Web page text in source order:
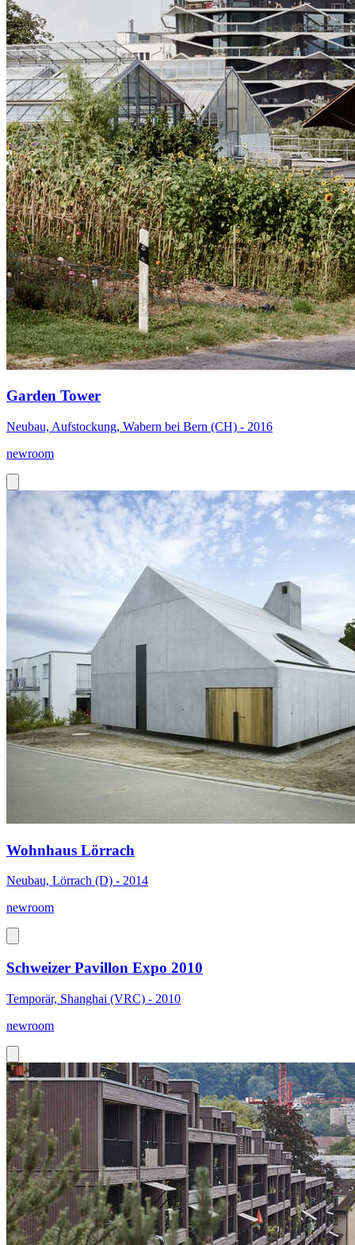
Garden Tower
Neubau, Aufstockung, Wabern bei Bern (CH) - 2016
newroom
Wohnhaus Lörrach
Neubau, Lörrach (D) - 2014
newroom
Schweizer Pavillon Expo 2010
Temporär, Shanghai (VRC) - 2010
newroom